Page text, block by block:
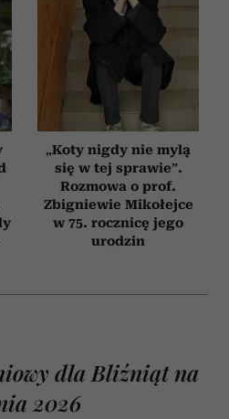
„Koty nigdy nie mylą
się w tej sprawie”.
Rozmowa o prof.
Zbigniewie Mikołejce
w 75. rocznicę jego
urodzin
dla Bliźniąt na
2026